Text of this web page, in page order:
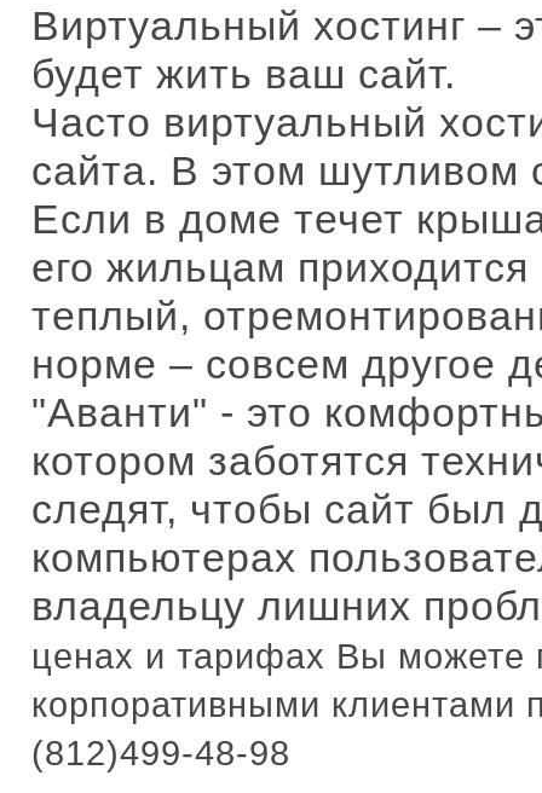
Виртуальный хостинг –
будет жить ваш сайт.
Часто виртуальный
сайта. В этом шутливом
Если в доме течет
его жильцам
теплый,
норме – совсем другое
"Аванти" - это
котором заботятся
следят, чтобы сайт был
компьютерах
владельцу лишних
ценах и тарифах Вы можете
корпоративными
(812)499-48-98